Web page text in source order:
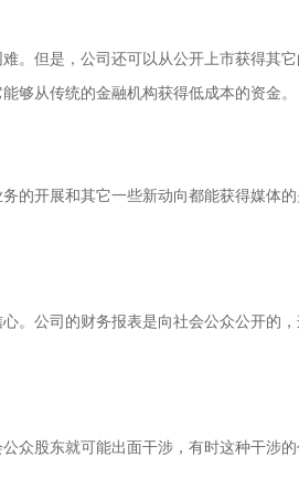
。但是，公司还可以从公开上市获得其它
够从传统的金融机构获得低成本的资金。
的开展和其它一些新动向都能获得媒体
。公司的财务报表是向社会公众公开的
众股东就可能出面干涉，有时这种干涉的